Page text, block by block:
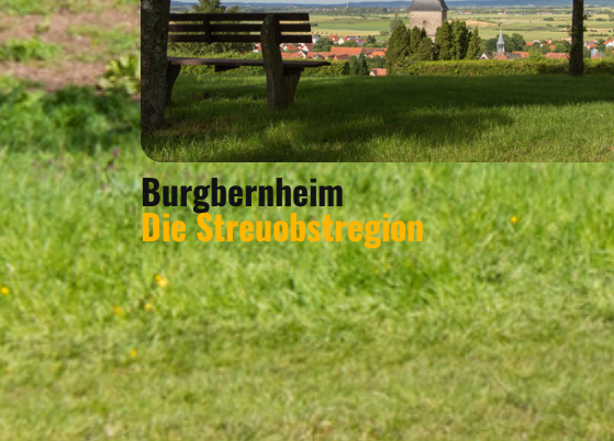
Burgbernheim
Die Streuobstregion
DAS GEFÄLLT UNS